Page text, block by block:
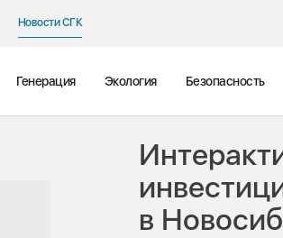
Новости СГК
Генерация Экология Безопасность
в